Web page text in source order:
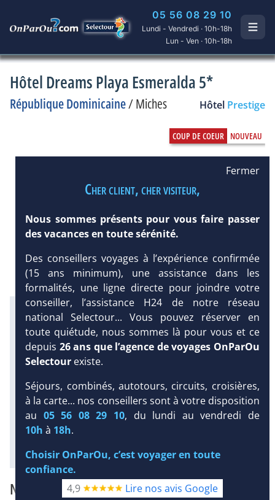
05 56 08 29 10
Lundi - Vendredi · 10h-18h
Lun - Ven · 10h-18h
Hôtel Dreams Playa Esmeralda 5*
République Dominicaine/Miches Hôtel Prestige
DEVIS /
RÉSERVATION
Infos météo :
30 °C 172 mm
30 °C
Infos plages :
Dist.Distance:
< 100 m
3.7 km
Équipement :
500
Tx: 50 % Tx : 52 %
NOTRE AVIS
Fermer
Cher client, cher visiteur,
Nous sommes présents pour vous faire passer
des vacances en toute sérénité.
Des conseillers voyages à l’expérience confirmée
(15 ans minimum), une assistance dans les
formalités, une ligne directe pour joindre votre
conseiller, l’assistance H24 de notre réseau
national Selectour... Vous pouvez réserver en
toute quiétude, nous sommes là pour vous et ce
depuis 26 ans que l’agence de voyages OnParOu
Selectour existe.
Séjours, combinés, autotours, circuits, croisières,
à la carte... nos conseillers sont à votre disposition
au 05 56 08 29 10, du lundi au vendredi de
10h à 18h.
Choisir OnParOu, c’est voyager en toute
confiance.
4,9
Lire nos avis Google